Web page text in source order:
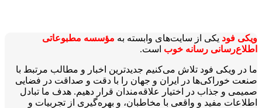
ویکی‌ فود یکی از سایت‌های وابسته به مؤسسه مطبوعاتی
اطلاع‌رسانی رسانه خوب است.
ما در ویکی‌ فود تلاش می‌کنیم جدیدترین اخبار و مطالب مرتبط با
صنعت خوراکی‌ها در ایران و جهان را با دقت و صداقت در فضایی
صمیمی و جذاب در اختیار علاقه‌مندان قرار دهیم. هدف ما تبادل
اطلاعات مفید و واقعی با مخاطبان، و بهره‌گیری از تجربیات و